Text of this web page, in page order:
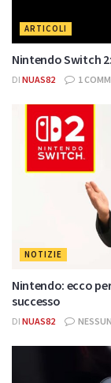
ARTICOLI
Nintendo Switch
DI NUAS82 1
NOTIZIE
Nintendo: ecco
successo
DI NUAS82